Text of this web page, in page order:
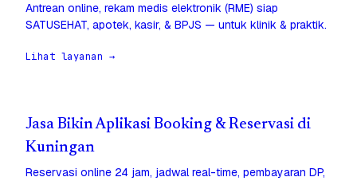
Antrean online, rekam medis elektronik (RME) siap
SATUSEHAT, apotek, kasir, & BPJS — untuk klinik & praktik.
Lihat layanan →
Jasa Bikin Aplikasi Booking & Reservasi di
Kuningan
Reservasi online 24 jam, jadwal real-time, pembayaran DP,